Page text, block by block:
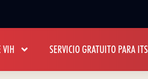
VIH SERVICIO GRATUITO PARA ITS